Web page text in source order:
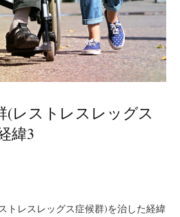
(レストレスレッグス
緯3
トレスレッグス症候群)を治した経緯